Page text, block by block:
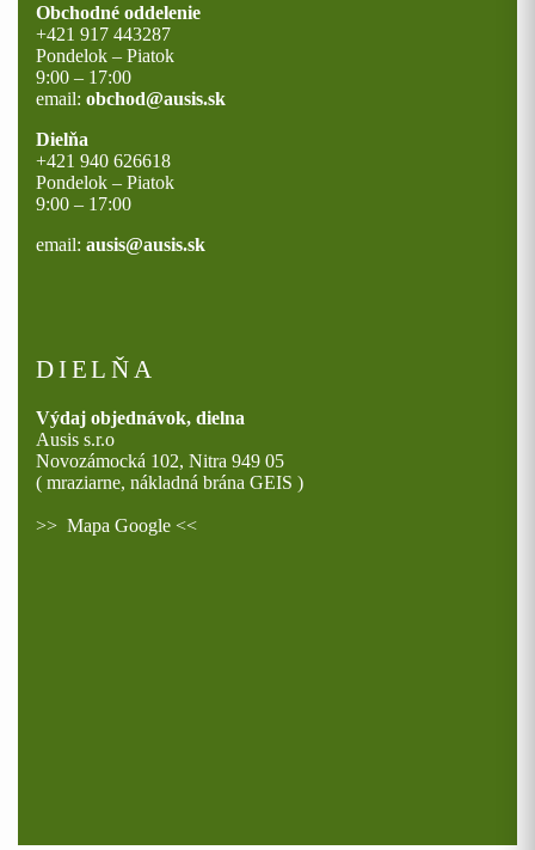
Obchodné oddelenie
+421 917 443287
Pondelok – Piatok
9:00 – 17:00
email: obchod@ausis.sk
Dielňa
+421 940 626618
Pondelok – Piatok
9:00 – 17:00
email: ausis@ausis.sk
DIELŇA
Výdaj objednávok, dielna
Ausis s.r.o
Novozámocká 102, Nitra 949 05
( mraziarne, nákladná brána GEIS )
>> Mapa Google <<